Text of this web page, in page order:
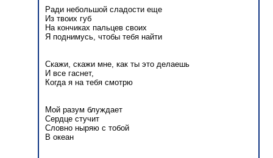
Ради небольшой сладости еще
Из твоих губ
На кончиках пальцев своих
Я поднимусь, чтобы тебя найти
Скажи, скажи мне, как ты это делаешь
И все гаснет,
Когда я на тебя смотрю
Мой разум блуждает
Сердце стучит
Словно ныряю с тобой
В океан